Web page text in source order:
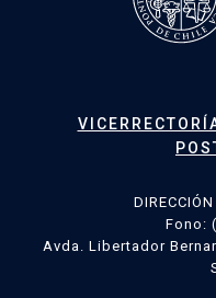
Fono:
Avda. Libertador